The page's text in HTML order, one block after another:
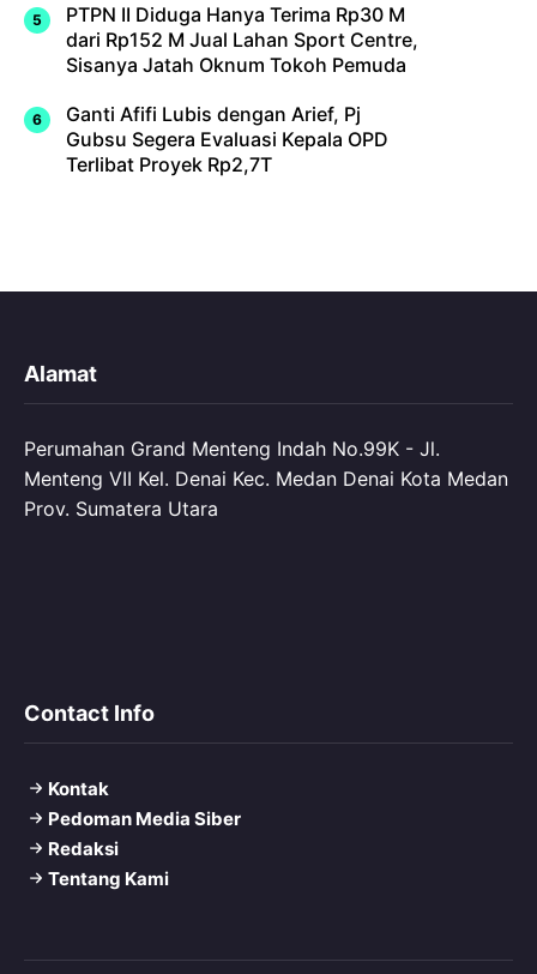
PTPN II Diduga Hanya Terima Rp30 M
dari Rp152 M Jual Lahan Sport Centre,
Sisanya Jatah Oknum Tokoh Pemuda
Ganti Afifi Lubis dengan Arief, Pj
Gubsu Segera Evaluasi Kepala OPD
Terlibat Proyek Rp2,7T
Alamat
Perumahan Grand Menteng Indah No.99K - Jl.
Menteng VII Kel. Denai Kec. Medan Denai Kota Medan
Prov. Sumatera Utara
Contact Info
Kontak
Pedoman Media Siber
Redaksi
Tentang Kami